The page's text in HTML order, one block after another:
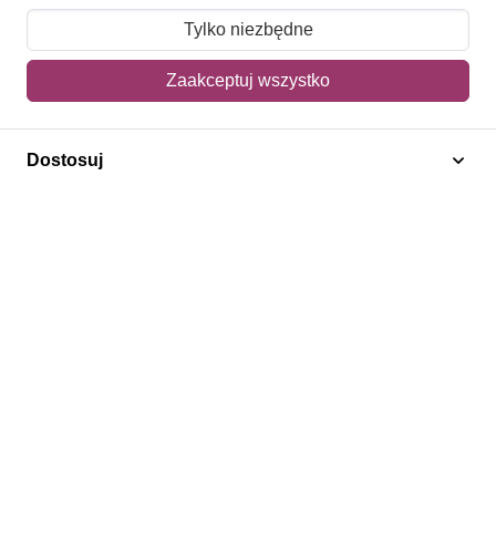
Mój koszyk
Adres dostawy
Tylko niezbędne
Zaakceptuj wszystko
Dostosuj